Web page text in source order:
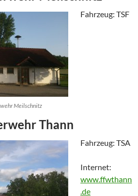
Meilschnitz
Fahrzeug: TSF
Thann
Fahrzeug: TSA
Internet:
www.ffwthann
.de